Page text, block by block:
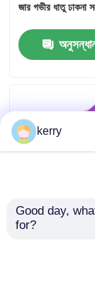
জার বোতল ক্যাপ
গৃহস্থালি
জার গভীর ধাতু ঢাকনা
স্টেইনলেস স্টীল বল
kerry
Good day,
for?